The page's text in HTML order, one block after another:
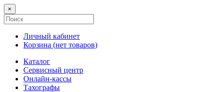
×
Личный кабинет
Корзина (нет товаров)
Каталог
Сервисный центр
Онлайн-кассы
Тахографы